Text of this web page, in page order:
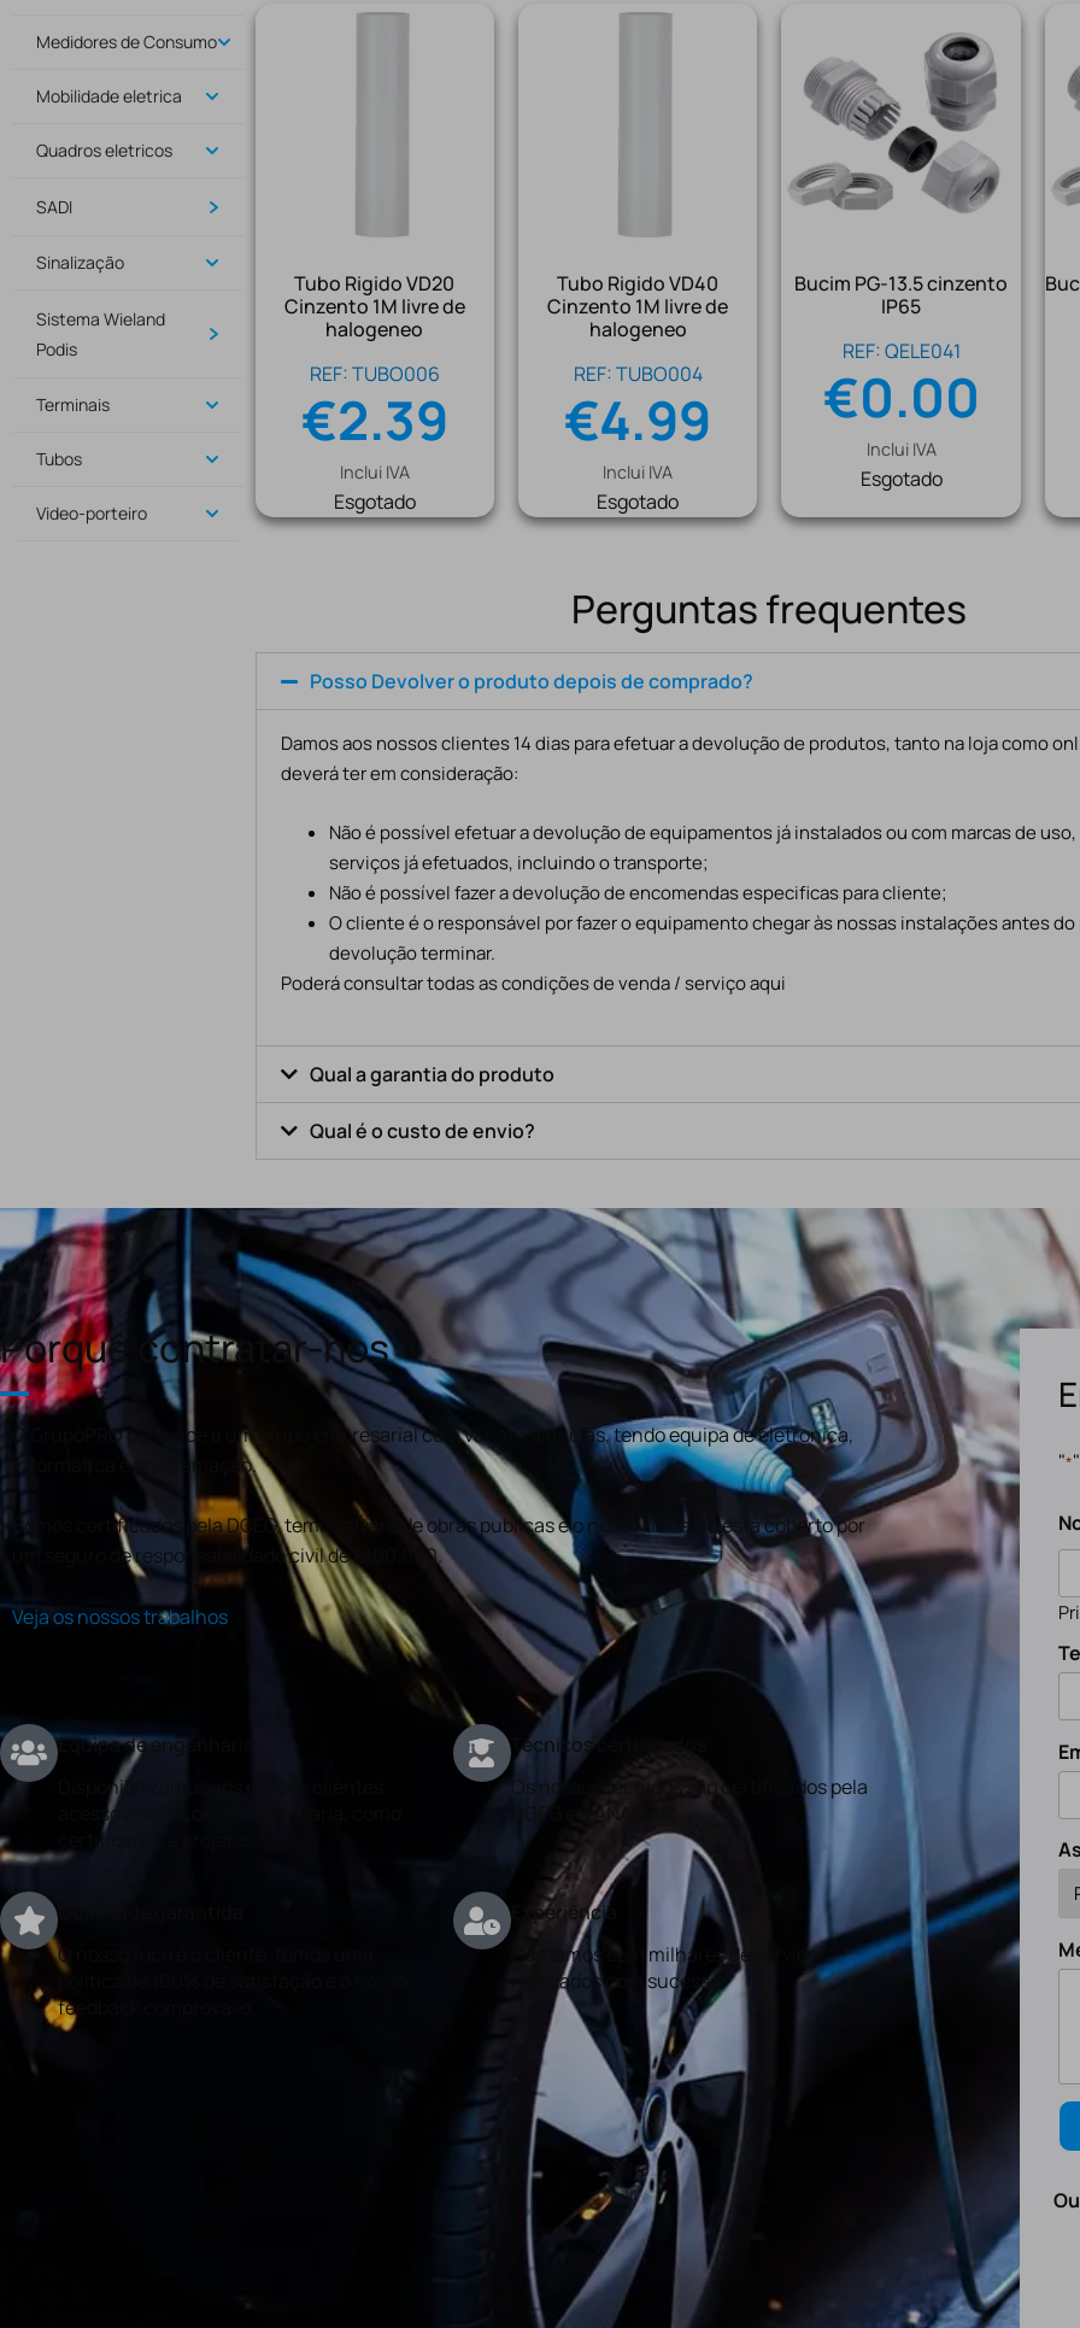
Medidores de Consumo
Mobilidade eletrica
Quadros eletricos
SADI
Sinalização
Sistema Wieland
Podis
Terminais
Tubos
Video-porteiro
Tubo Rigido VD20
Cinzento 1M livre de
halogeneo
REF: TUBO006
€2.39
Inclui IVA
Esgotado
Tubo Rigido VD40
Cinzento 1M livre de
halogeneo
REF: TUBO004
€4.99
Inclui IVA
Esgotado
Bucim PG-13.5 cinzento
IP65
REF: QELE041
€0.00
Inclui IVA
Esgotado
Perguntas frequentes
Posso Devolver o produto depois de comprado?
Damos aos nossos clientes 14 dias para efetuar a devolução de produtos, tanto na loja como
deverá ter em consideração:
Não é possível efetuar a devolução de equipamentos já instalados ou com marcas de
serviços já efetuados, incluindo o transporte;
Não é possível fazer a devolução de encomendas especificas para cliente;
O cliente é o responsável por fazer o equipamento chegar às nossas instalações antes
devolução terminar.
Poderá consultar todas as condições de venda / serviço aqui
Qual a garantia do produto
Qual é o custo de envio?
Porquê contratar-nos
O GrupoPRO pertence a um grupo empresarial com várias valências, tendo equipa de eletronica,
informática e programação.
Somos certificados pela DGEG, temos alvará de obras publicas e o nosso trabalho está coberto por
um seguro de responsabilidade civil de €100.000.
Veja os nossos trabalhos
Equipa de engenharia
Disponibilizamos aos nossos clientes
acesso a serviços de engenharia, como
certificados e projetos.
Técnicos certificados
Os nossos técnicos são certificados pela
DGEG e a ANACOM
O nosso foco é o cliente, temos uma
politica de 100% de satisfação e o nosso
feedback comprova-o.
Experiência
Contamos com milhares de serviços
realizados com sucesso.
"*